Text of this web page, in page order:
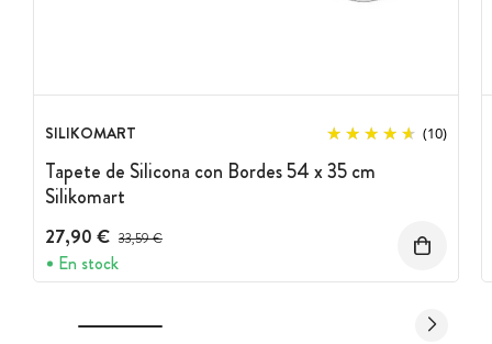
SILIKOMART (10)
Tapete de Silicona con Bordes 54 x 35 cm
Silikomart
27,90 € Precio antes del descuento
33,59 €
En stock